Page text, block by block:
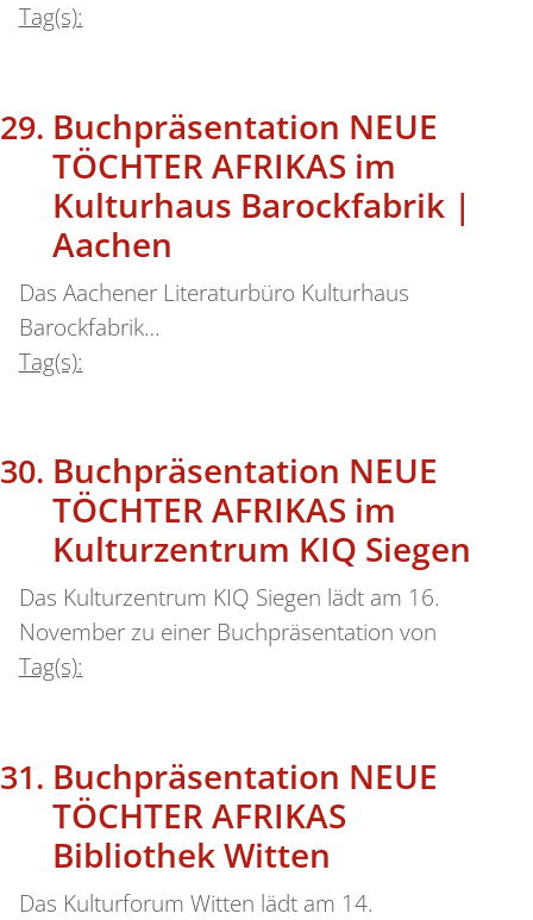
Tag(s):
Buchpräsentation NEUE
TÖCHTER AFRIKAS im
Kulturhaus Barockfabrik |
Aachen
Das Aachener Literaturbüro Kulturhaus
Barockfabrik…
Tag(s):
Buchpräsentation NEUE
TÖCHTER AFRIKAS im
Kulturzentrum KIQ Siegen
Das Kulturzentrum KIQ Siegen lädt am 16.
November zu einer Buchpräsentation von
Tag(s):
Buchpräsentation NEUE
TÖCHTER AFRIKAS
Bibliothek Witten
Das Kulturforum Witten lädt am 14.